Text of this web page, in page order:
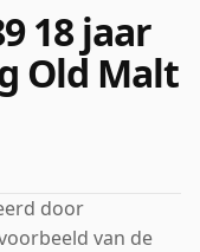
18 jaar
Old Malt
door
van de